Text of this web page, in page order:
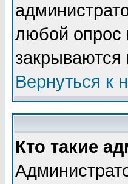
любой опрос
Вернуться к
Кто такие